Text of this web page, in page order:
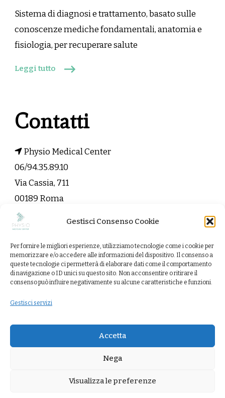
Gestisci Consenso Cookie
Per fornire le migliori esperienze, utilizziamo tecnologie come i cookie per
memorizzare e/o accedere alle informazioni del dispositivo. Il consenso a
queste tecnologie ci permetterà di elaborare dati come il comportamento
di navigazione o ID unici su questo sito. Non acconsentire o ritirare il
consenso può influire negativamente su alcune caratteristiche e funzioni.
Gestisci servizi
Accetta
Nega
Visualizza le preferenze
Sistema di diagnosi e trattamento, basato sulle
conoscenze mediche fondamentali, anatomia e
fisiologia, per recuperare salute
Leggi tutto
Contatti
Physio Medical Center
06/94.35.89.10
Via Cassia, 711
00189 Roma
info@physiomedicalcenter.it
Contattaci
riservati.Vandana Health Coach | Sviluppato da
Termini e condizioni